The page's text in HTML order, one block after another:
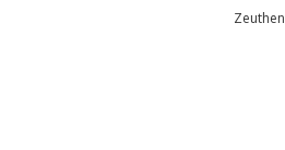
Zeuthen